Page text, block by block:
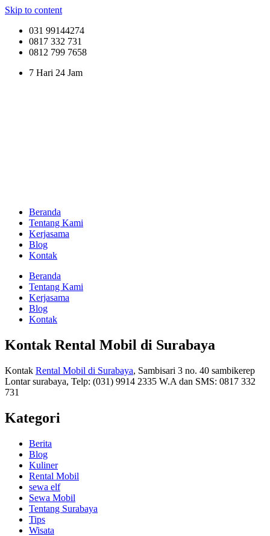
Skip to content
031 99144274
0817 332 731
0812 799 7658
7 Hari 24 Jam
Beranda
Tentang Kami
Kerjasama
Blog
Kontak
Beranda
Tentang Kami
Kerjasama
Blog
Kontak
Kontak Rental Mobil di Surabaya
Kontak Rental Mobil di Surabaya, Sambisari 3 no. 40 sambikerep
Lontar surabaya, Telp: (031) 9914 2335 W.A dan SMS: 0817 332
731
Kategori
Berita
Blog
Kuliner
Rental Mobil
sewa elf
Sewa Mobil
Tentang Surabaya
Tips
Wisata